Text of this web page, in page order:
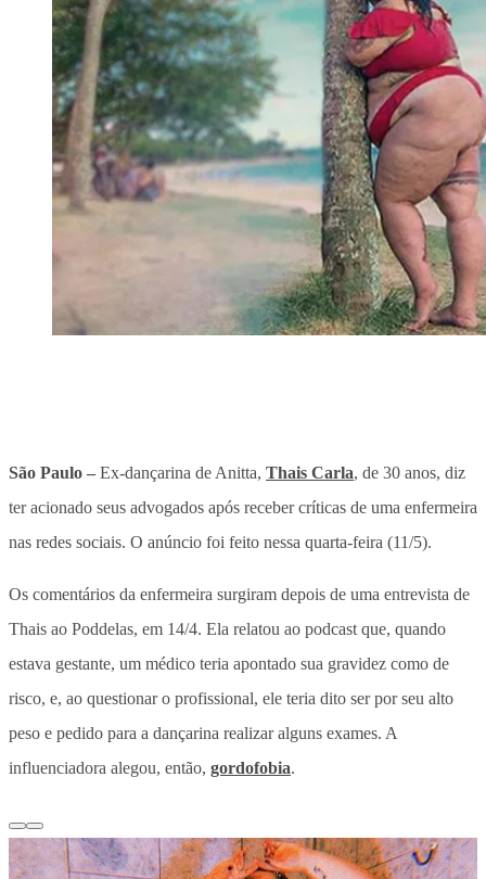
São Paulo – Ex-dançarina de Anitta, Thais Carla, de 30 anos, diz
ter acionado seus advogados após receber críticas de uma enfermeira
nas redes sociais. O anúncio foi feito nessa quarta-feira (11/5).
Os comentários da enfermeira surgiram depois de uma entrevista de
Thais ao Poddelas, em 14/4. Ela relatou ao podcast que, quando
estava gestante, um médico teria apontado sua gravidez como de
risco, e, ao questionar o profissional, ele teria dito ser por seu alto
peso e pedido para a dançarina realizar alguns exames. A
influenciadora alegou, então, gordofobia.